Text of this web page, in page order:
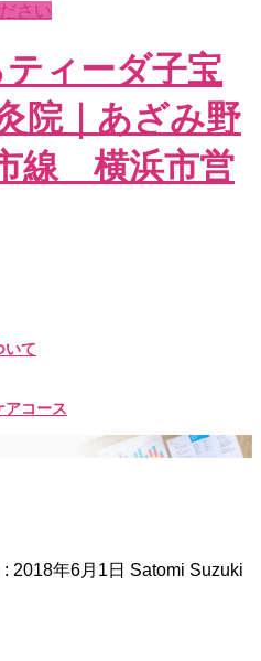
さい
いて
アコース
: 2018年6月1日 Satomi Suzuki